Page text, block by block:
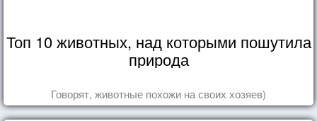
Топ 10 животных, над которыми пошутила
природа
Говорят, животные похожи на своих хозяев)